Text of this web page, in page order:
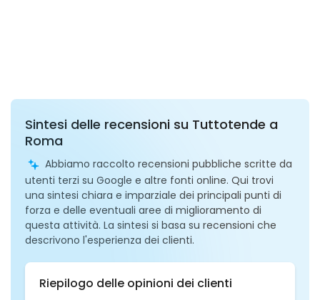
Sintesi delle recensioni su Tuttotende a
Roma
Abbiamo raccolto recensioni pubbliche scritte da
utenti terzi su Google e altre fonti online. Qui trovi
una sintesi chiara e imparziale dei principali punti di
forza e delle eventuali aree di miglioramento di
questa attività. La sintesi si basa su recensioni che
descrivono l'esperienza dei clienti.
Riepilogo delle opinioni dei clienti